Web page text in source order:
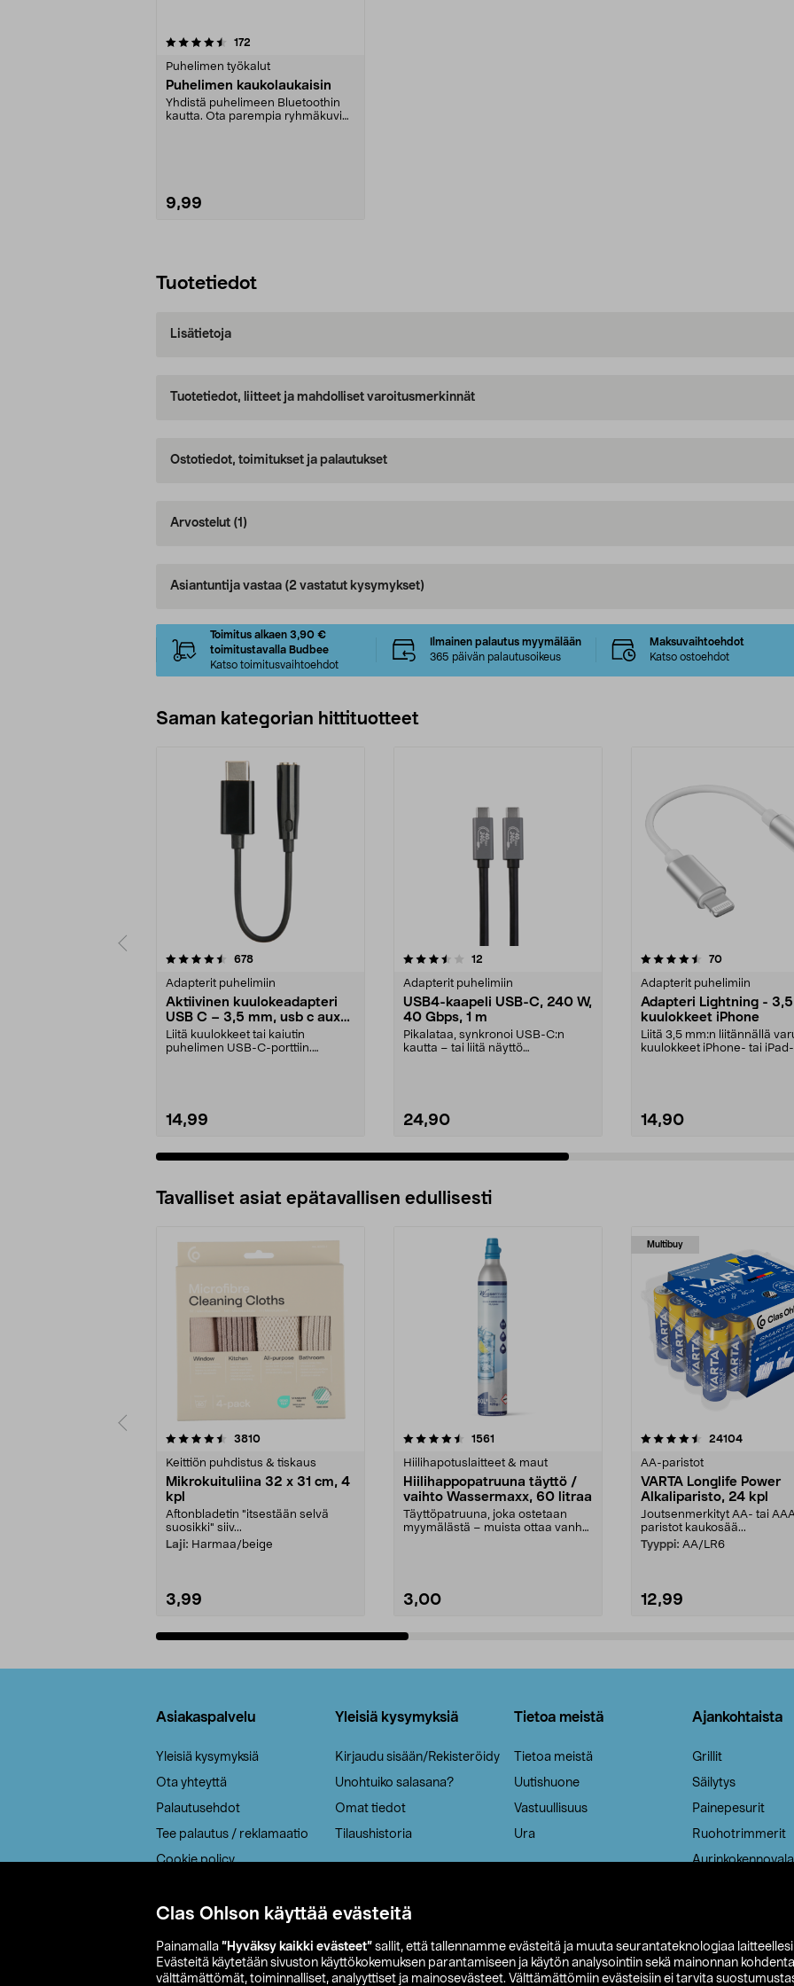
Clas Ohlson käyttää evästeitä
Painamalla ”Hyväksy kaikki evästeet” sallit, että tallennamme evästeitä ja muuta seurantateknologiaa laitteellesi
Evästeitä käytetään sivuston käyttökokemuksen parantamiseen ja käytön analysointiin sekä mainonnan
välttämättömät, toiminnalliset, analyyttiset ja mainosevästeet. Välttämättömiin evästeisiin ei tarvita
172
Puhelimen työkalut
Puhelimen kaukolaukaisin
Yhdistä puhelimeen Bluetoothin
kautta. Ota parempia ryhmäkuvia
9,99
Tuotetiedot
Lisätietoja
Tuotetiedot, liitteet ja mahdolliset varoitusmerkinnät
Ostotiedot, toimitukset ja palautukset
Arvostelut (1)
Asiantuntija vastaa (2 vastatut kysymykset)
Toimitus alkaen 3,90 €
toimitustavalla Budbee
Katso toimitusvaihtoehdot
Ilmainen palautus myymälään
365 päivän palautusoikeus
Maksuvaihtoehdot
Katso ostoehdot
Saman kategorian hittituotteet
678arvostelut
Adapterit puhelimiin
Aktiivinen kuulokeadapteri
USB C – 3,5 mm, usb c aux
adapteri
Liitä kuulokkeet tai kaiutin
puhelimen USB-C-porttiin.
14,99
3.5 viidestä
12
Adapterit puhelimiin
USB4-kaapeli USB-C, 240 W,
40 Gbps, 1 m
Pikalataa, synkronoi USB-C:n
kautta – tai liitä näyttö
24,90
4.5 viidestä
70arvostelut
Adapterit puhelimiin
Adapteri Lightning -
kuulokkeet iPhone
Liitä 3,5 mm:n liitännällä
kuulokkeet iPhone- tai iPad-
14,90
4.5 viidestä
Tavalliset asiat epätavallisen edullisesti
3810arvostelut
Keittiön puhdistus & tiskaus
Mikrokuituliina 32 x 31 cm, 4
kpl
Aftonbladetin "itsestään selvä
suosikki" siiv...
Laji: Harmaa/beige
3,99
4.5viidestä
1561
Hiilihapotuslaitteet & maut
Hiilihappopatruuna täyttö /
vaihto Wassermaxx, 60 litraa
Täyttöpatruuna, joka ostetaan
myymälästä – muista ottaa vanha
3,00
Multibuy
4.5viidestä
24104arvostelut
AA-paristot
VARTA Longlife Power
Alkaliparisto, 24 kpl
Joutsenmerkityt AA- tai
paristot kaukosää...
Tyyppi: AA/LR6
12,99
4.5viidestä
Asiakaspalvelu
Yleisiä kysymyksiä
Ota yhteyttä
Palautusehdot
Tee palautus / reklamaatio
Cookie policy
Saavutettavuus
Yleisiä kysymyksiä
Kirjaudu sisään/Rekisteröidy
Unohtuiko salasana?
Omat tiedot
Tilaushistoria
Tietoa meistä
Tietoa meistä
Uutishuone
Vastuullisuus
Ura
Ajankohtaista
Grillit
Säilytys
Painepesurit
Ruohotrimmerit